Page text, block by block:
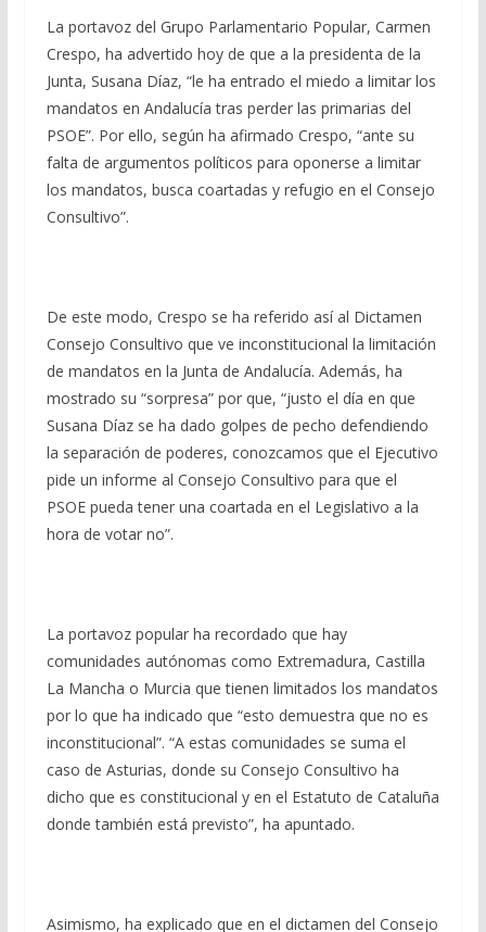
La portavoz del Grupo Parlamentario Popular, Carmen
Crespo, ha advertido hoy de que a la presidenta de la
Junta, Susana Díaz, “le ha entrado el miedo a limitar los
mandatos en Andalucía tras perder las primarias del
PSOE”. Por ello, según ha afirmado Crespo, “ante su
falta de argumentos políticos para oponerse a limitar
los mandatos, busca coartadas y refugio en el Consejo
Consultivo”.
De este modo, Crespo se ha referido así al Dictamen
Consejo Consultivo que ve inconstitucional la limitación
de mandatos en la Junta de Andalucía. Además, ha
mostrado su “sorpresa” por que, “justo el día en que
Susana Díaz se ha dado golpes de pecho defendiendo
la separación de poderes, conozcamos que el Ejecutivo
pide un informe al Consejo Consultivo para que el
PSOE pueda tener una coartada en el Legislativo a la
hora de votar no”.
La portavoz popular ha recordado que hay
comunidades autónomas como Extremadura, Castilla
La Mancha o Murcia que tienen limitados los mandatos
por lo que ha indicado que “esto demuestra que no es
inconstitucional”. “A estas comunidades se suma el
caso de Asturias, donde su Consejo Consultivo ha
dicho que es constitucional y en el Estatuto de Cataluña
donde también está previsto”, ha apuntado.
Asimismo, ha explicado que en el dictamen del Consejo